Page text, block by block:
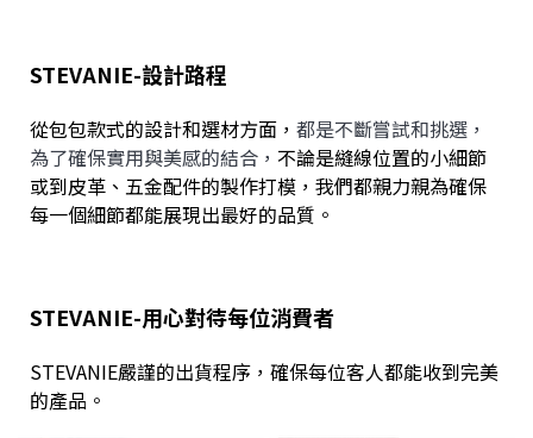
STEVANIE-設計路程
從包包款式的設計和選材方面， 都是不斷嘗試和挑選，
為了確保實用與美感的結合， 不論是縫線位置的小細節
或到皮革、五金配件的製作打模，我們都親力親為確保
每一個細節都能展現出最好的品質。
STEVANIE-用心對待每位消費者
STEVANIE嚴謹的出貨程序，確保每位客人都能收到完美
的產品。